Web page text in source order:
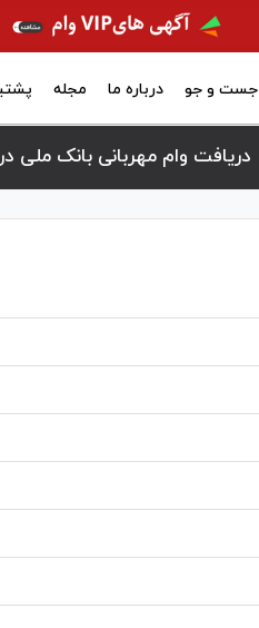
جست و جو درباره ما مجله
دریافت وام مهربانی بانک ملی